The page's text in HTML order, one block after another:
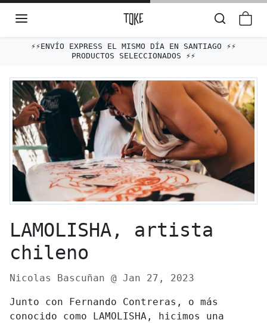
Omitir al contenido
⚡️⚡️ENVÍO EXPRESS EL MISMO DÍA EN SANTIAGO ⚡️⚡️
PRODUCTOS SELECCIONADOS ⚡️⚡️
LAMOLISHA, artista
chileno
Nicolas Bascuñan @ Jan 27, 2023
Junto con Fernando Contreras, o más
conocido como LAMOLISHA, hicimos una